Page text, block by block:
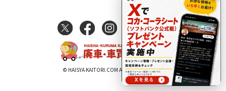
© HAISYA KAITORI.COM All Rights Reserved.